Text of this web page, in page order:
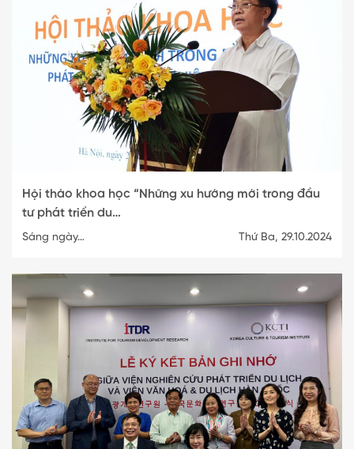
Hội thảo khoa học “Những xu hướng mới trong đầu
tư phát triển du…
Sáng ngày… Thứ Ba, 29.10.2024